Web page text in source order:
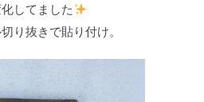
してました
り抜きで貼り付け。